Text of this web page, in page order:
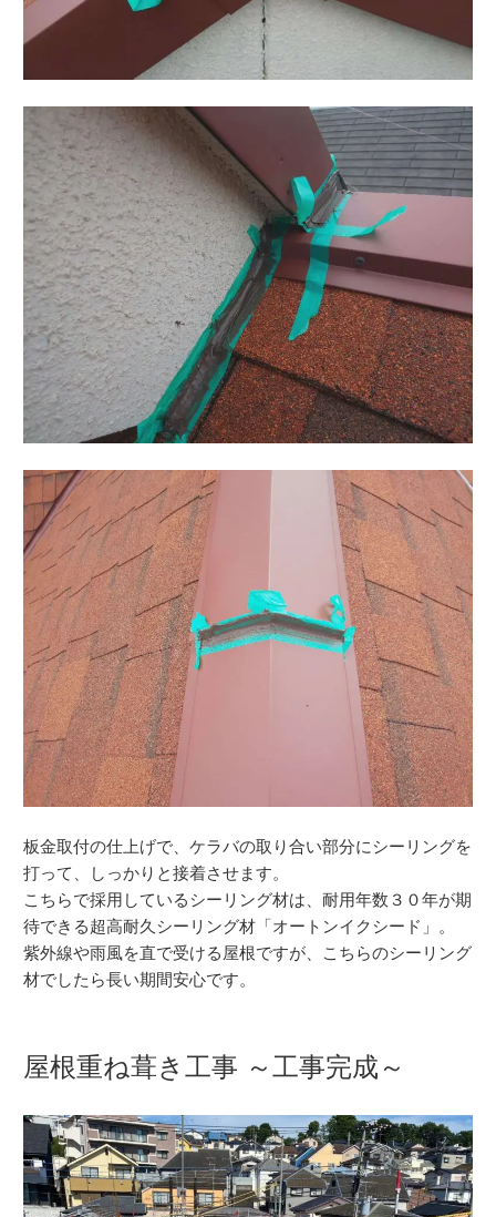
板金取付の仕上げで、ケラバの取り合い部分にシーリングを
打って、しっかりと接着させます。
こちらで採用しているシーリング材は、耐用年数３０年が期
待できる超高耐久シーリング材「オートンイクシード」。
紫外線や雨風を直で受ける屋根ですが、こちらのシーリング
材でしたら長い期間安心です。
屋根重ね葺き工事 ～工事完成～